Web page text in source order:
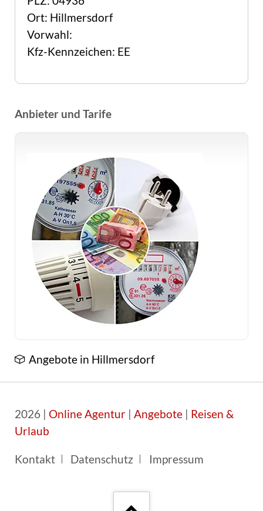
Ort: Hillmersdorf
Vorwahl:
Kfz-Kennzeichen: EE
Anbieter und Tarife
Angebote in Hillmersdorf
2026 | Online Agentur| Angebote| Reisen &
Urlaub
Navigation
Kontakt Datenschutz Impressum